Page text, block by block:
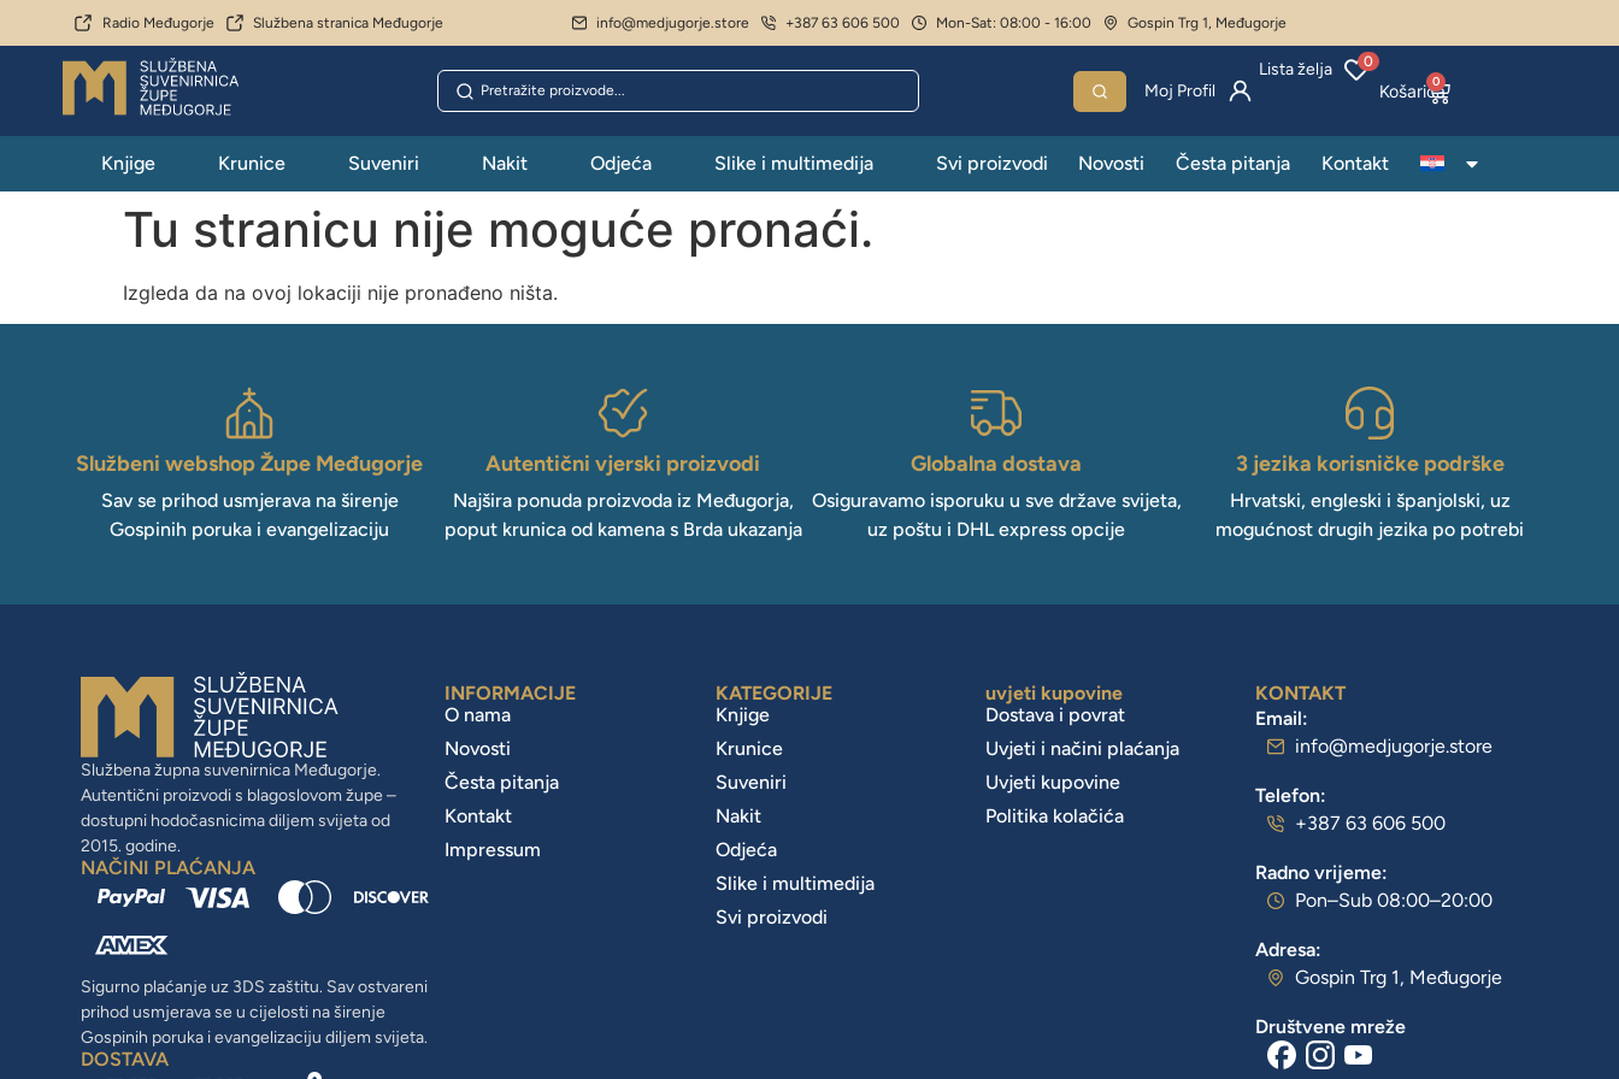
Radio Međugorje Službena stranica Međugorje info@medjugorje.store +387 63 606 500 Mon-Sat: 08:00 - 16:00 Gospin Trg 1, Međugorje
Lista želja 0
Moj Profil 0
Knjige Krunice Suveniri Nakit Odjeća Slike i multimedija Svi proizvodi Novosti Česta pitanja Kontakt
Tu stranicu nije moguće pronaći.
Izgleda da na ovoj lokaciji nije pronađeno ništa.
Službeni webshop Župe Međugorje
Sav se prihod usmjerava na širenje
Gospinih poruka i evangelizaciju
Autentični vjerski proizvodi
Najšira ponuda proizvoda iz Međugorja,
poput krunica od kamena s Brda ukazanja
Globalna dostava
Osiguravamo isporuku u sve države svijeta,
uz poštu i DHL express opcije
3 jezika korisničke podrške
Hrvatski, engleski i španjolski, uz
mogućnost drugih jezika po potrebi
Službena župna suvenirnica Međugorje.
Autentični proizvodi s blagoslovom župe –
dostupni hodočasnicima diljem svijeta od
2015. godine.
NAČINI PLAĆANJA
Sigurno plaćanje uz 3DS zaštitu. Sav ostvareni
prihod usmjerava se u cijelosti na širenje
Gospinih poruka i evangelizaciju diljem svijeta.
DOSTAVA
INFORMACIJE
O nama
Novosti
Česta pitanja
Kontakt
Impressum
KATEGORIJE
Knjige
Krunice
Suveniri
Nakit
Odjeća
Slike i multimedija
Svi proizvodi
uvjeti kupovine
Dostava i povrat
Uvjeti i načini plaćanja
Uvjeti kupovine
Politika kolačića
KONTAKT
Email:
info@medjugorje.store
Telefon:
+387 63 606 500
Radno vrijeme:
Pon–Sub 08:00–20:00
Adresa:
Gospin Trg 1, Međugorje
Društvene mreže